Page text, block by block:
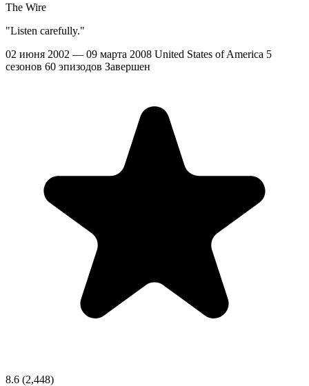
The Wire
"Listen carefully."
02 июня 2002 — 09 марта 2008 United States of America 5
сезонов 60 эпизодов Завершен
8.6 (2,448)